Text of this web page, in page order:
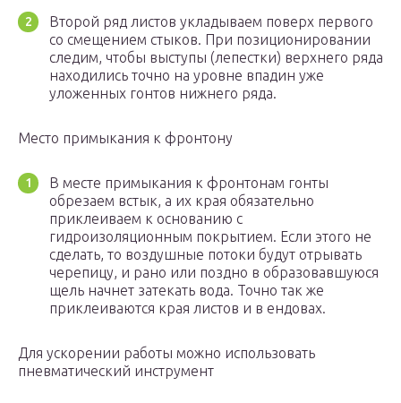
Второй ряд листов укладываем поверх первого
со смещением стыков. При позиционировании
следим, чтобы выступы (лепестки) верхнего ряда
находились точно на уровне впадин уже
уложенных гонтов нижнего ряда.
Место примыкания к фронтону
В месте примыкания к фронтонам гонты
обрезаем встык, а их края обязательно
приклеиваем к основанию с
гидроизоляционным покрытием. Если этого не
сделать, то воздушные потоки будут отрывать
черепицу, и рано или поздно в образовавшуюся
щель начнет затекать вода. Точно так же
приклеиваются края листов и в ендовах.
Для ускорении работы можно использовать
пневматический инструмент